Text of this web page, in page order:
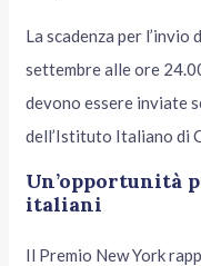
La scadenza per l’invio
settembre alle ore
devono essere inviate
dell’Istituto Italiano di
Un’opportunità
italiani
Il Premio New York